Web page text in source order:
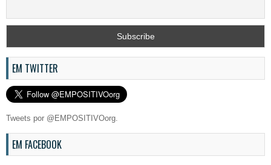
EM TWITTER
Tweets por @EMPOSITIVOorg.
EM FACEBOOK